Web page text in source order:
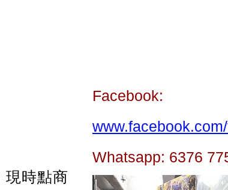
現時點商
Facebook:
Whatsapp: 6376